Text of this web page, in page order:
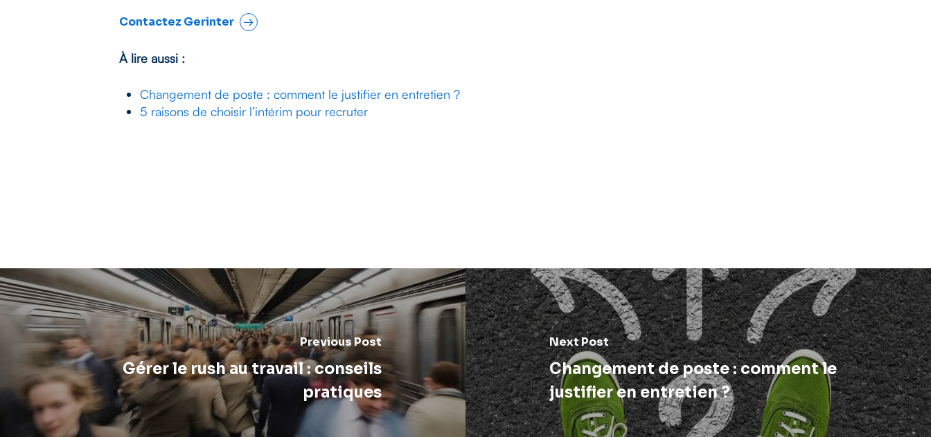
Contactez Gerinter
À lire aussi :
Changement de poste : comment le justifier en entretien ?
5 raisons de choisir l’intérim pour recruter
Previous Post
Gérer le rush au travail : conseils
pratiques
Next Post
Changement de poste : comment le
justifier en entretien ?